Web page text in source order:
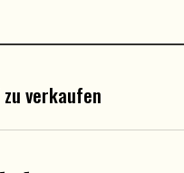
verkaufen